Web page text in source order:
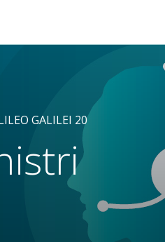
GALILEI 20